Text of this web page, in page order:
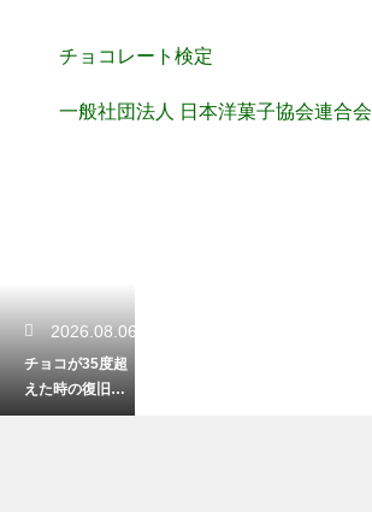
チョコレート検定
一般社団法人 日本洋菓子協会連合会
2026.08.06
チョコが35度超
えた時の復旧方
法は？温度を下